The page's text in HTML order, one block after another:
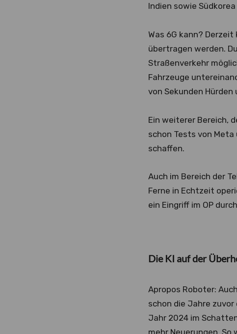
Indien sowie
Was 6G kann?
übertragen werden.
Straßenverkehr
Fahrzeuge
von Sekunden Hürden
Ein weiterer Bereich,
schon Tests von
schaffen.
Auch im Bereich der
Ferne in Echtzeit
ein Eingriff im OP
Die KI auf der
Apropos Roboter:
schon die Jahre
Jahr 2024 im
mehr Neuerungen. So